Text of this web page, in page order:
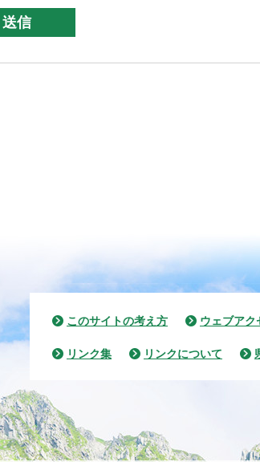
このサイトの考え方 ウェブアク
リンク集 リンクについて